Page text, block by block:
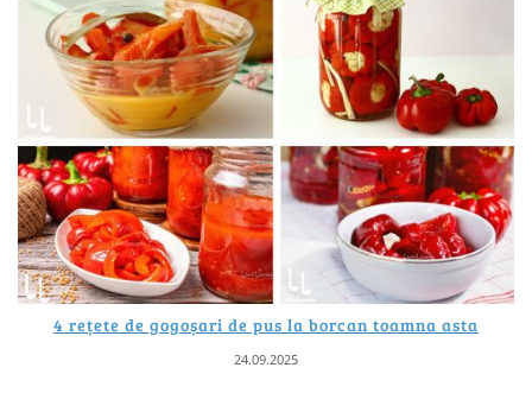
4 rețete de gogoșari de pus la borcan toamna asta
24.09.2025